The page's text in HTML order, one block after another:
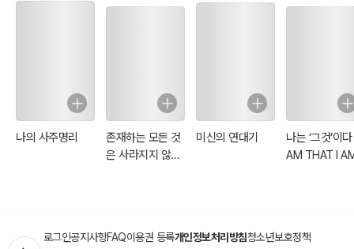
나의 사주명리
존재하는 모든 것
은 사라지지 않는
미신의 연대기
나는 ‘그것’이
AM THAT I
로그인공지사항FAQ이용권 등록개인정보처리방침청소년보호정책